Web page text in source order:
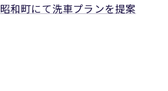
昭和町にて洗車プランを提案